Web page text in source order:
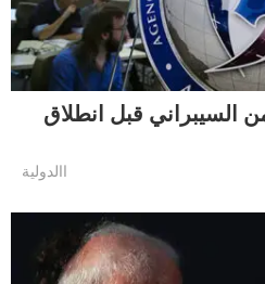
السيبراني قبل انطلاق
االدولية